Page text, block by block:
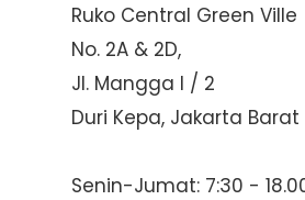
Ruko Central Green Ville
No. 2A & 2D,
Jl. Mangga I / 2
Duri Kepa, Jakarta Barat
Senin-Jumat: 7:30 -